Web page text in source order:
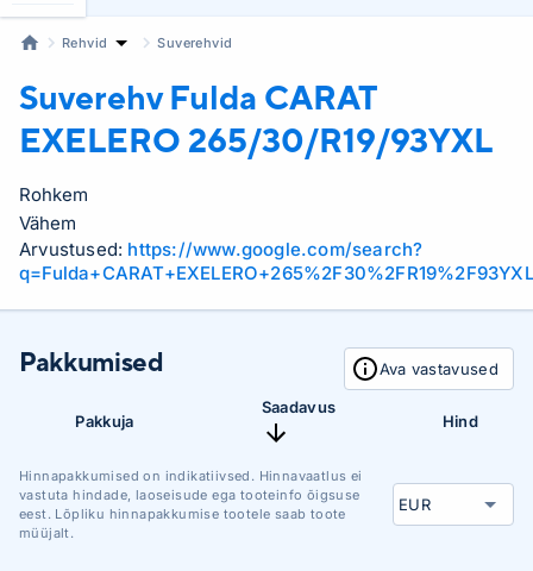
Rehvid Suverehvid
Suverehv Fulda CARAT
EXELERO 265/30/R19/93YXL
Rohkem
Vähem
Arvustused: https://www.google.com/search?
Pakkumised Ava vastavused
Pakkuja
Saadavus
Hind
Hinnapakkumised on indikatiivsed. Hinnavaatlus ei
vastuta hindade, laoseisude ega tooteinfo õigsuse
eest. Lõpliku hinnapakkumise tootele saab toote
müüjalt.